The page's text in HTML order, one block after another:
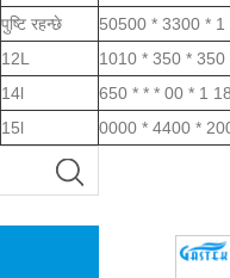
पुष्टि रहन्छे 50500 * 3300 * 1
12L 1010 * 350 * 350
14l 650 * * * 00 * 1
15l 0000 * 4400 *